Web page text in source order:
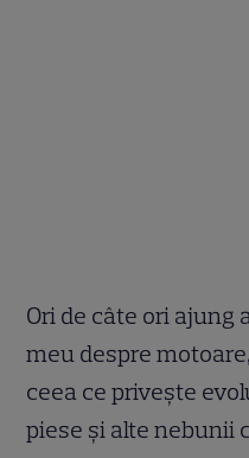
Ori de câte ori ajung
meu despre
ceea ce privește
piese și alte nebunii